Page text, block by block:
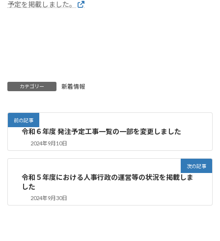
予定を掲載しました。
カテゴリー 新着情報
前の記事
令和６年度 発注予定工事一覧の一部を変更しました
2024年9月10日
次の記事
令和５年度における人事行政の運営等の状況を掲載しま
した
2024年9月30日